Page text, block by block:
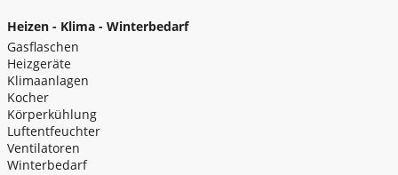
Heizen - Klima - Winterbedarf
Gasflaschen
Heizgeräte
Klimaanlagen
Kocher
Körperkühlung
Luftentfeuchter
Ventilatoren
Winterbedarf